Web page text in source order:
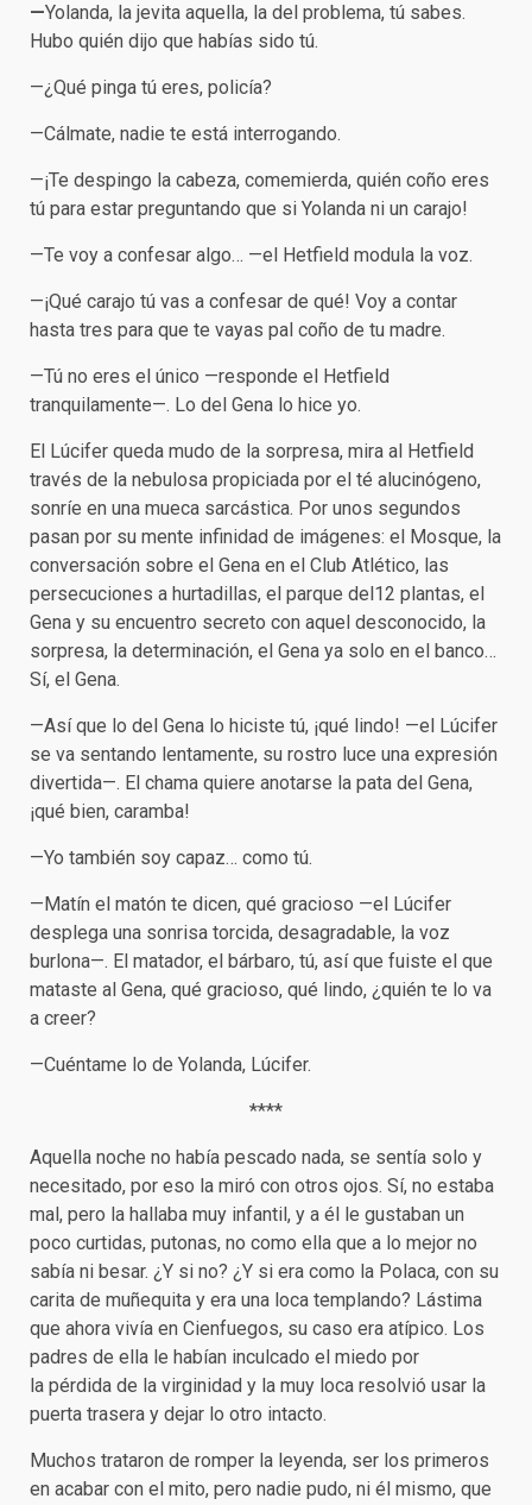
—Yolanda, la jevita aquella, la del problema, tú sabes.
Hubo quién dijo que habías sido tú.
—¿Qué pinga tú eres, policía?
—Cálmate, nadie te está interrogando.
—¡Te despingo la cabeza, comemierda, quién coño eres
tú para estar preguntando que si Yolanda ni un carajo!
—Te voy a confesar algo… —el Hetfield modula la voz.
—¡Qué carajo tú vas a confesar de qué! Voy a contar
hasta tres para que te vayas pal coño de tu madre.
—Tú no eres el único —responde el Hetfield
tranquilamente—. Lo del Gena lo hice yo.
El Lúcifer queda mudo de la sorpresa, mira al Hetfield
través de la nebulosa propiciada por el té alucinógeno,
sonríe en una mueca sarcástica. Por unos segundos
pasan por su mente infinidad de imágenes: el Mosque, la
conversación sobre el Gena en el Club Atlético, las
persecuciones a hurtadillas, el parque del12 plantas, el
Gena y su encuentro secreto con aquel desconocido, la
sorpresa, la determinación, el Gena ya solo en el banco…
Sí, el Gena.
—Así que lo del Gena lo hiciste tú, ¡qué lindo! —el Lúcifer
se va sentando lentamente, su rostro luce una expresión
divertida—. El chama quiere anotarse la pata del Gena,
¡qué bien, caramba!
—Yo también soy capaz… como tú.
—Matín el matón te dicen, qué gracioso —el Lúcifer
desplega una sonrisa torcida, desagradable, la voz
burlona—. El matador, el bárbaro, tú, así que fuiste el que
mataste al Gena, qué gracioso, qué lindo, ¿quién te lo va
a creer?
—Cuéntame lo de Yolanda, Lúcifer.
****
Aquella noche no había pescado nada, se sentía solo y
necesitado, por eso la miró con otros ojos. Sí, no estaba
mal, pero la hallaba muy infantil, y a él le gustaban un
poco curtidas, putonas, no como ella que a lo mejor no
sabía ni besar. ¿Y si no? ¿Y si era como la Polaca, con su
carita de muñequita y era una loca templando? Lástima
que ahora vivía en Cienfuegos, su caso era atípico. Los
padres de ella le habían inculcado el miedo por
la pérdida de la virginidad y la muy loca resolvió usar la
puerta trasera y dejar lo otro intacto.
Muchos trataron de romper la leyenda, ser los primeros
en acabar con el mito, pero nadie pudo, ni él mismo, que